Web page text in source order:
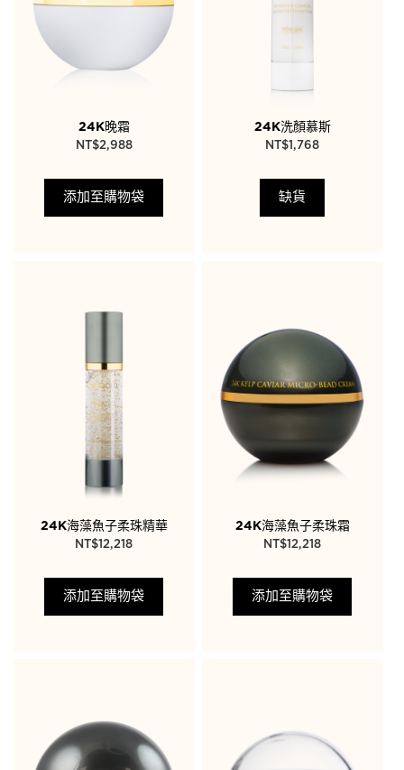
24K晚霜
NT$2,988
添加至購物袋
24K洗顏慕斯
NT$ 1,768
缺貨
24K海藻魚子柔珠精華
NT$12,218
添加至購物袋
24K海藻魚子柔珠霜
NT$12,218
添加至購物袋